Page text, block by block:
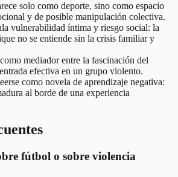
solo como deporte, sino como espacio
y de posible manipulación colectiva.
vulnerabilidad íntima y riesgo social: la
no se entiende sin la crisis familiar y
mediador entre la fascinación del
efectiva en un grupo violento.
como novela de aprendizaje negativa:
al borde de una experiencia
fútbol o sobre violencia